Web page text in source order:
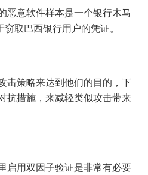
恶意软件样本是一个银行木马
窃取巴西银行用户的凭证。
击策略来达到他们的目的，下
抗措施，来减轻类似攻击带来
启用双因子验证是非常有必要